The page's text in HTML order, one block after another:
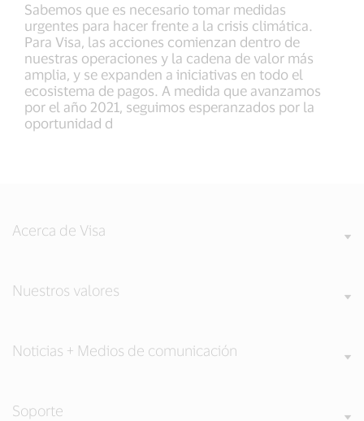
Sabemos que es necesario tomar medidas
urgentes para hacer frente a la crisis climática.
Para Visa, las acciones comienzan dentro de
nuestras operaciones y la cadena de valor más
amplia, y se expanden a iniciativas en todo el
ecosistema de pagos. A medida que avanzamos
por el año 2021, seguimos esperanzados por la
oportunidad d
Acerca de Visa
Nuestros valores
Noticias + Medios de comunicación
Soporte